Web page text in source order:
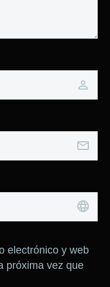
electrónico y web
próxima vez que